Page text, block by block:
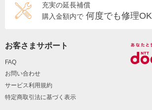
充実の延長補償
購入金額内で 何度でも修理OK
お客さまサポート
FAQ
お問い合わせ
サービス利用規約
特定商取引法に基づく表示